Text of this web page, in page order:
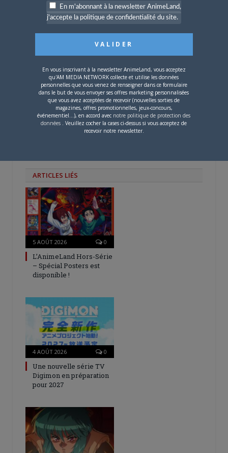
nouvelle
fenêtre)
nouvelle
fenêtre)
une
nouvelle
fenêtre)
PARLEZ-EN À VOS AMIS !
Twitter Facebook Google+Pinterest
Email
A PROPOS DE L'AUTEUR
BRUNO DE LA CRUZ
Défendre les couleurs d'AnimeLand était
un rêve. Il ne me reste plus qu'à
ARTICLES LIÉS
5 AOÛT 2026 0
L’AnimeLand Hors-Série
– Spécial Posters est
disponible !
4 AOÛT 2026 0
Une nouvelle série TV
Digimon en préparation
pour 2027
En m'abonnant à la newsletter AnimeLand,
j'accepte la politique de confidentialité du site.
En vous inscrivant à la newsletter AnimeLand, vous acceptez
qu'AM MEDIA NETWORK collecte et utilise les données
personnelles que vous venez de renseigner dans ce formulaire
dans le but de vous envoyer ses offres marketing personnalisées
que vous avez acceptées de recevoir (nouvelles sorties de
magazines, offres promotionnelles, jeux-concours,
événementiel...), en accord avec notre politique de protection des
données . Veuillez cocher la cases ci-dessus si vous acceptez de
recevoir notre newsletter.